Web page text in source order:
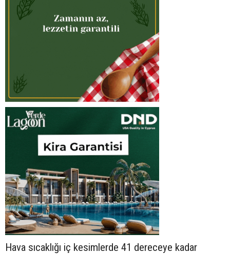
Hava sıcaklığı iç kesimlerde 41 dereceye kadar